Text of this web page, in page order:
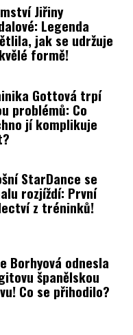
Jiřiny
Legenda
jak se udržuje
formě!
Gottová trpí
problémů: Co
jí komplikuje
StarDance se
rozjíždí: První
z tréninků!
Borhyová odnesla
španělskou
Co se přihodilo?